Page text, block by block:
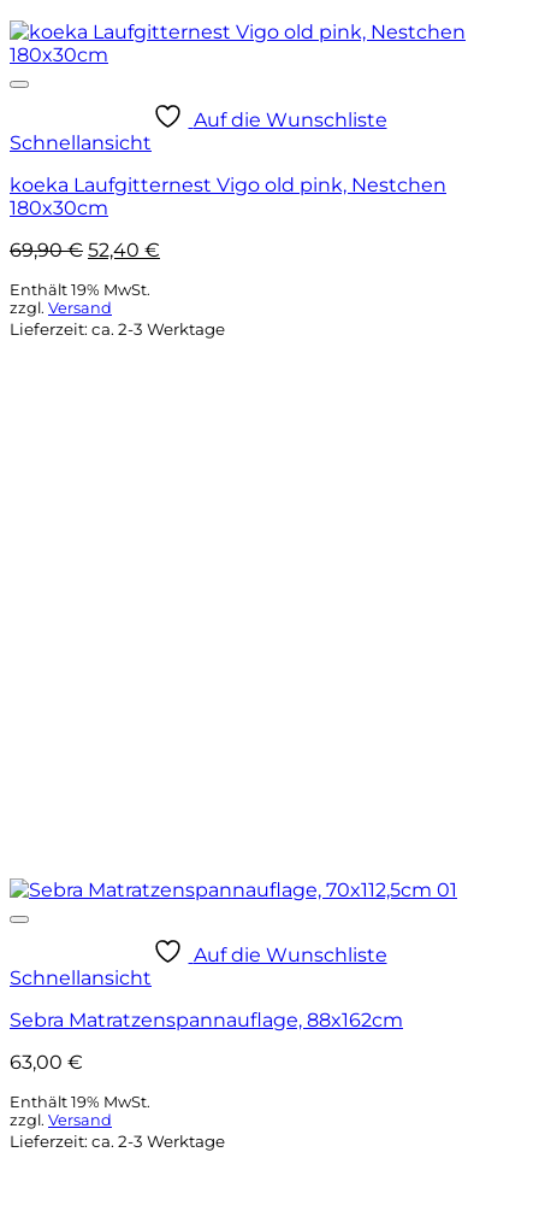
Auf die Wunschliste
Schnellansicht
koeka Laufgitternest Vigo old pink, Nestchen
180x30cm
69,90€ Ursprünglicher
war:
69,90 €
52,40 €
52,40 €.
Enthält 19% MwSt.
zzgl. Versand
Lieferzeit: ca. 2-3 Werktage
Auf die Wunschliste
Schnellansicht
Sebra Matratzenspannauflage, 88x162cm
63,00 €
Enthält 19% MwSt.
zzgl. Versand
Lieferzeit: ca. 2-3 Werktage